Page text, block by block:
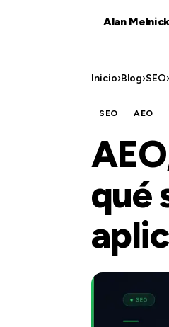
Alan Melnick
Inicio›Blog›SEO›
SEO AEO
qué